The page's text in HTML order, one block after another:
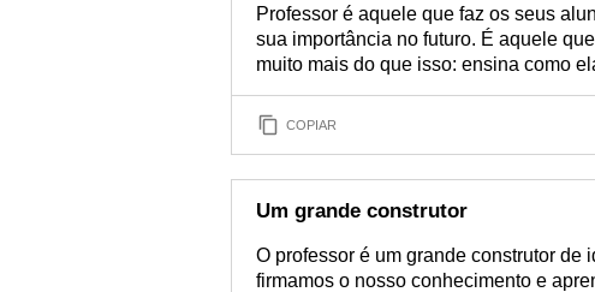
Professor é aquele que faz os seus
sua importância no futuro. É aquele
muito mais do que isso: ensina como
COPIAR
Um grande construtor
O professor é um grande construtor de
firmamos o nosso conhecimento e